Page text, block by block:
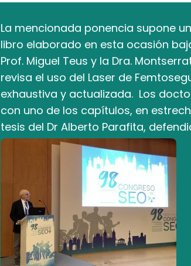
La mencionada ponencia supone
libro elaborado en esta ocasión
Prof. Miguel Teus y la Dra.
revisa el uso del Laser de
exhaustiva y actualizada. Los
con uno de los capítulos, en
tesis del Dr Alberto Parafita,